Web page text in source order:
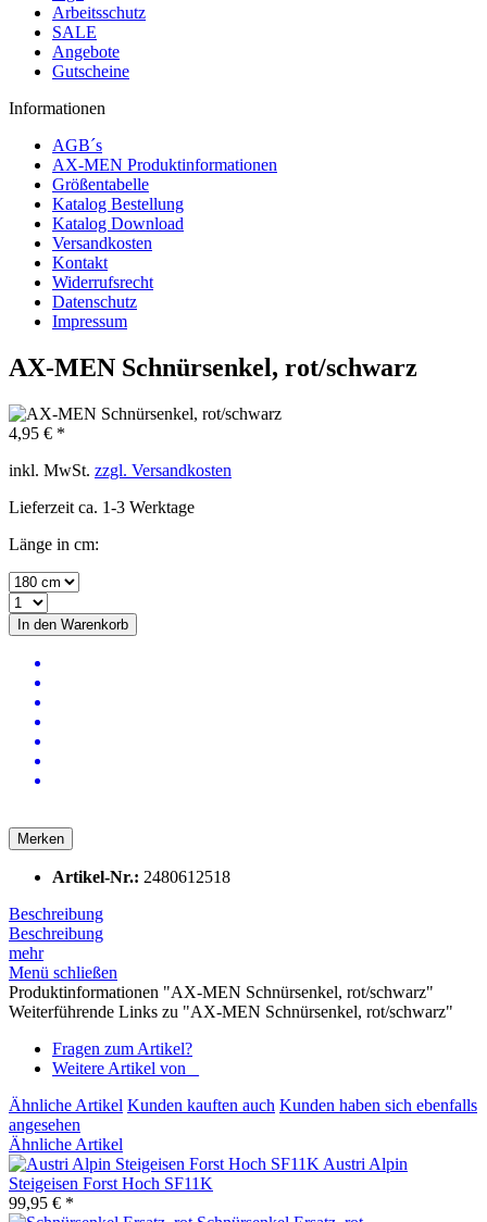
Arbeitsschutz
SALE
Angebote
Gutscheine
Informationen
AGB´s
AX-MEN Produktinformationen
Größentabelle
Katalog Bestellung
Katalog Download
Versandkosten
Kontakt
Widerrufsrecht
Datenschutz
Impressum
AX-MEN Schnürsenkel, rot/schwarz
4,95 € *
inkl. MwSt. zzgl. Versandkosten
Lieferzeit ca. 1-3 Werktage
Länge in cm:
In den Warenkorb
Merken
Artikel-Nr.: 2480612518
Beschreibung
Beschreibung
mehr
Menü schließen
Produktinformationen "AX-MEN Schnürsenkel, rot/schwarz"
Weiterführende Links zu "AX-MEN Schnürsenkel, rot/schwarz"
Fragen zum Artikel?
Weitere Artikel von _
Ähnliche Artikel Kunden kauften auch Kunden haben sich ebenfalls
angesehen
Ähnliche Artikel
Austri Alpin
Steigeisen Forst Hoch SF11K
99,95 € *